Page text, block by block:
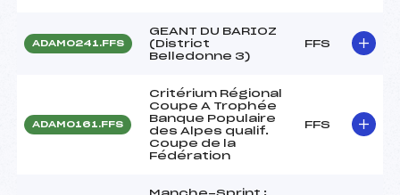
ADAM0241.FFS
GEANT DU BARIOZ
(District
Belledonne 3)
FFS
ADAM0161.FFS
Critérium Régional
Coupe A Trophée
Banque Populaire
des Alpes qualif.
Coupe de la
Fédération
FFS
Manche-Sprint :